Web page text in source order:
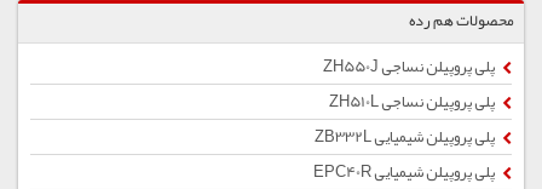
محصولات هم رده
پلی پروپیلن نساجی ZH550J
پلی پروپیلن نساجی ZH510L
پلی پروپیلن شیمیایی ZB332L
پلی پروپیلن شیمیایی EPC40R